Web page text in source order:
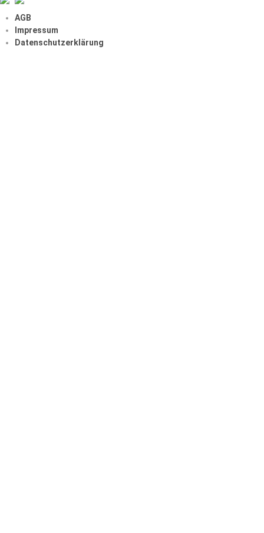
AGB
Impressum
Datenschutzerklärung